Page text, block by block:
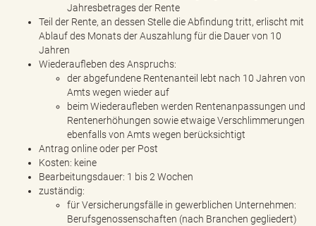
Jahresbetrages der Rente
Teil der Rente, an dessen Stelle die Abfindung tritt, erlischt mit
Ablauf des Monats der Auszahlung für die Dauer von 10
Jahren
Wiederaufleben des Anspruchs:
der abgefundene Rentenanteil lebt nach 10 Jahren von
Amts wegen wieder auf
beim Wiederaufleben werden Rentenanpassungen und
Rentenerhöhungen sowie etwaige Verschlimmerungen
ebenfalls von Amts wegen berücksichtigt
Antrag online oder per Post
Kosten: keine
Bearbeitungsdauer: 1 bis 2 Wochen
zuständig:
für Versicherungsfälle in gewerblichen Unternehmen:
Berufsgenossenschaften (nach Branchen gegliedert)